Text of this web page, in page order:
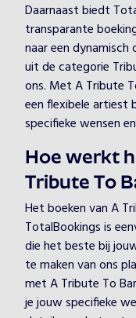
Daarnaast biedt
transparante
naar een
uit de categorie
ons. Met A Tribute
een flexibele artiest
specifieke wensen
Hoe werkt
Tribute To
Het boeken van A
TotalBookings is
die het beste bij
te maken van ons
met A Tribute To
je jouw specifieke